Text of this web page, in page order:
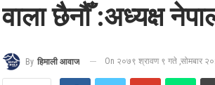
वाला छैनौँ :अध्यक्ष
By हिमाली आवाज On २०७९ श्रावण ९ गते ,सोमबार